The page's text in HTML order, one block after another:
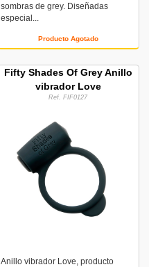
sombras de grey. Diseñadas
especial...
Producto Agotado
Fifty Shades Of Grey Anillo
vibrador Love
Ref. FIF0127
Anillo vibrador Love, producto